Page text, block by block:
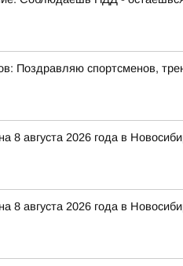
Поздравляю спортсменов,
8 августа 2026 года в
8 августа 2026 года в